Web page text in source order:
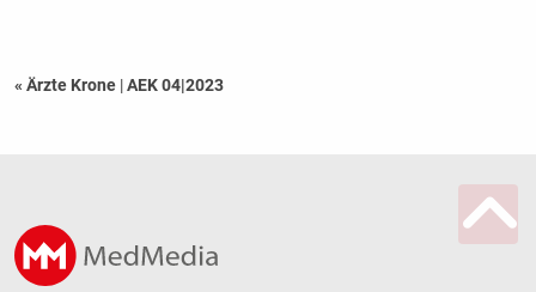
« Ärzte Krone |AEK 04|2023